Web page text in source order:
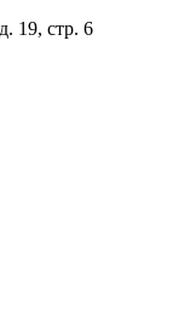
19, стр. 6